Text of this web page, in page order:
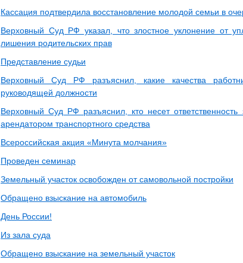
Кассация подтвердила восстановление молодой семьи в
Верховный Суд РФ указал, что злостное уклонение от
лишения родительских прав
Представление судьи
Верховный Суд РФ разъяснил, какие качества
руководящей должности
Верховный Суд РФ разъяснил, кто несет
арендатором транспортного средства
Всероссийская акция «Минута молчания»
️Проведен семинар
Земельный участок освобожден от самовольной постройки
Обращено взыскание на автомобиль
День России!
Из зала суда
Обращено взыскание на земельный участок